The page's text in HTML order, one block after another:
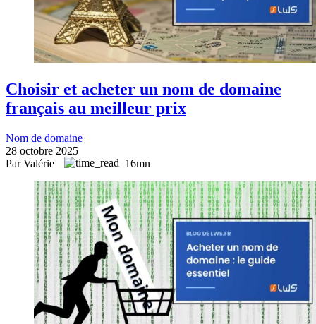
Choisir et acheter un nom de domaine
français au meilleur prix
Nom de domaine
28 octobre 2025
Par Valérie
16mn